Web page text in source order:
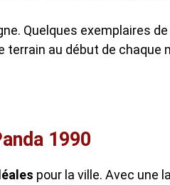
Quelques exemplaires de
terrain au début de chaque
1990
pour la ville. Avec une